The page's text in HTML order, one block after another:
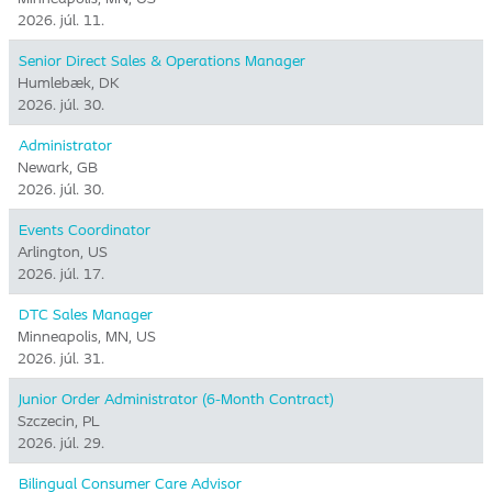
2026. júl. 11.
Senior Direct Sales & Operations Manager
Humlebæk, DK
2026. júl. 30.
Administrator
Newark, GB
2026. júl. 30.
Events Coordinator
Arlington, US
2026. júl. 17.
DTC Sales Manager
Minneapolis, MN, US
2026. júl. 31.
Junior Order Administrator (6-Month Contract)
Szczecin, PL
2026. júl. 29.
Bilingual Consumer Care Advisor